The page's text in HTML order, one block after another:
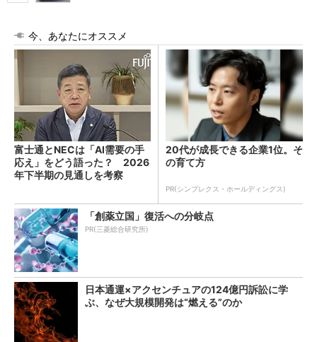
今、あなたにオススメ
富士通とNECは「AI需要の手
応え」をどう語った？ 2026
年下半期の見通しを考察
20代が成長できる企業1位。そ
の育て方
PR(シンプレクス・ホールディングス)
「創薬立国」復活への分岐点
PR(三菱総合研究所)
日本通運×アクセンチュアの124億円訴訟に学
ぶ、なぜ大規模開発は“燃える”のか